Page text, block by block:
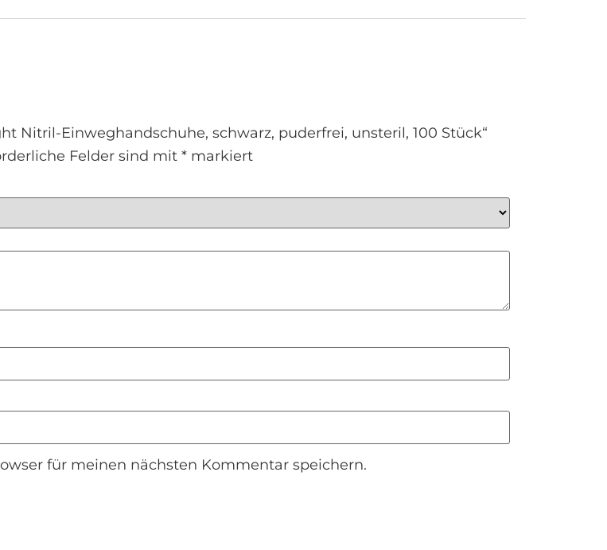
Nitril-Einweghandschuhe, schwarz, puderfrei, unsteril, 100 Stück“
Felder sind mit * markiert
für meinen nächsten Kommentar speichern.